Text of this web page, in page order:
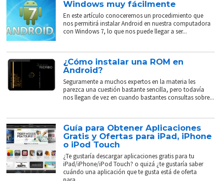
Windows muy fácilmente
En este artículo conoceremos un procedimiento que
nos permitirá instalar Android en nuestra computadora
con Windows 7, lo que nos puede llegar a ser...
¿Cómo instalar una ROM en
Android?
Seguramente a muchos expertos en la materia les
parezca una cuestión bastante sencilla, pero todavía
nos llegan de vez en cuando bastantes consultas sobre...
Guía para Obtener Aplicaciones
Gratis y Ofertas para iPad, iPhone
o iPod Touch
¿Te gustaría descargar aplicaciones gratis para tu
iPad/iPhone/iPod Touch? o quizá ¿te gustaría saber
cuándo una aplicación que te gusta está de oferta